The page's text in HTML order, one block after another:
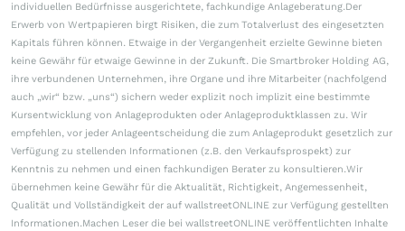
individuellen Bedürfnisse ausgerichtete, fachkundige Anlageberatung.Der
Erwerb von Wertpapieren birgt Risiken, die zum Totalverlust des eingesetzten
Kapitals führen können. Etwaige in der Vergangenheit erzielte Gewinne bieten
keine Gewähr für etwaige Gewinne in der Zukunft. Die Smartbroker Holding AG,
ihre verbundenen Unternehmen, ihre Organe und ihre Mitarbeiter (nachfolgend
auch „wir“ bzw. „uns“) sichern weder explizit noch implizit eine bestimmte
Kursentwicklung von Anlageprodukten oder Anlageproduktklassen zu. Wir
empfehlen, vor jeder Anlageentscheidung die zum Anlageprodukt gesetzlich zur
Verfügung zu stellenden Informationen (z.B. den Verkaufsprospekt) zur
Kenntnis zu nehmen und einen fachkundigen Berater zu konsultieren.Wir
übernehmen keine Gewähr für die Aktualität, Richtigkeit, Angemessenheit,
Qualität und Vollständigkeit der auf wallstreetONLINE zur Verfügung gestellten
Informationen.Machen Leser die bei wallstreetONLINE veröffentlichten Inhalte